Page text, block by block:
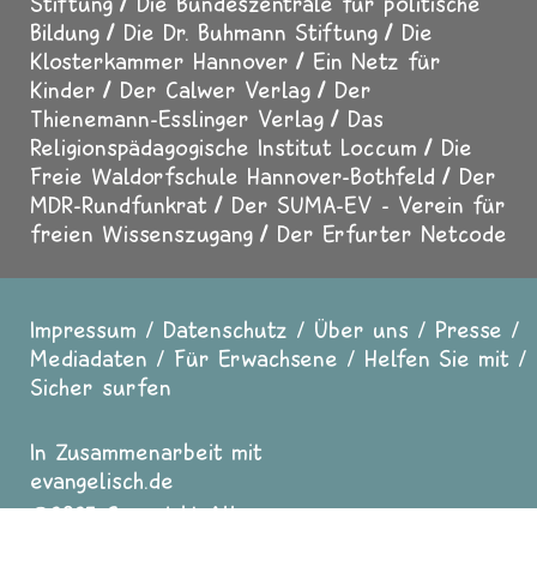
Bildung
Die Dr. Buhmann Stiftung
Die
Klosterkammer Hannover
Ein Netz für
Kinder
Der Calwer Verlag
Der
Thienemann-Esslinger Verlag
Das
Religionspädagogische Institut Loccum
Die
Freie Waldorfschule Hannover-Bothfeld
Der
MDR-Rundfunkrat
Der SUMA-EV - Verein für
freien Wissenszugang
Der Erfurter Netcode
Fußzeile
Impressum Datenschutz Über uns
Presse
Mediadaten
Für Erwachsene
Helfen Sie mit
Sicher surfen
In Zusammenarbeit mit
evangelisch.de
2025 Copyright All